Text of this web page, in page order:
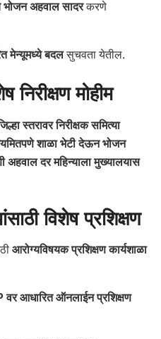
अहवाल सादरकरणे
मेन्यूमध्ये बदलसुचवता येतील.
निरीक्षण मोहीम
स्तरावर निरीक्षक समित्या
शाळा भेटी देऊन भोजन
अहवाल दर महिन्याला मुख्यालयास
विशेष प्रशिक्षण
आरोग्यविषयक प्रशिक्षण कार्यशाळा
वर आधारित ऑनलाईन प्रशिक्षण